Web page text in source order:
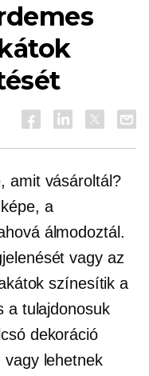
amit vásároltál?
a
álmodoztál.
vagy az
színesítik a
a tulajdonosuk
dekoráció
lehetnek